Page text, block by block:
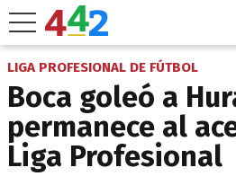
LIGA PROFESIONAL DE FÚTBOL
Boca goleó a
permanece al
Liga Profesional